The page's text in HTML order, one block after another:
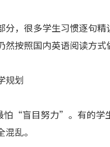
分，很多学生习惯逐句
按照国内英语阅读方式
规划
怕“盲目努力”。有的学
乱。